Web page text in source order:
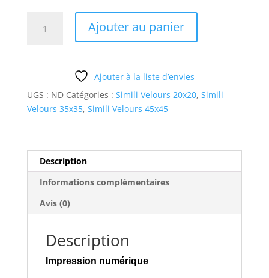
Ajouter au panier
Ajouter à la liste d’envies
UGS : ND Catégories : Simili Velours 20x20, Simili
Velours 35x35, Simili Velours 45x45
Description
Informations complémentaires
Avis (0)
Description
Impression numérique